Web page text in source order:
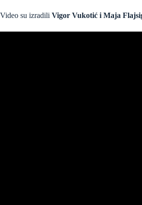
Video su izradili Vigor Vukotić i Maja